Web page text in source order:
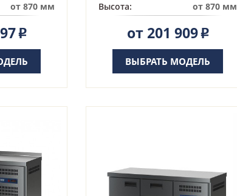
от 870 мм
Р
Высота:
от 870 мм
от 201 909Р
ВЫБРАТЬ МОДЕЛЬ